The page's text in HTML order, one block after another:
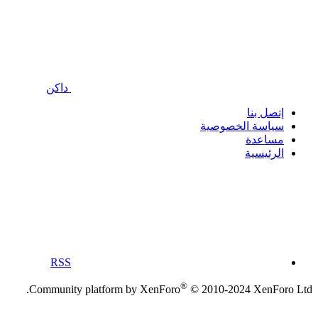
داكن
إتصل بنا
سياسة الخصوصية
مساعدة
الرئيسية
RSS
Community platform by XenForo® © 2010-2024 XenForo Ltd.